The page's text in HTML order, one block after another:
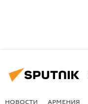
НОВОСТИ АРМЕНИЯ